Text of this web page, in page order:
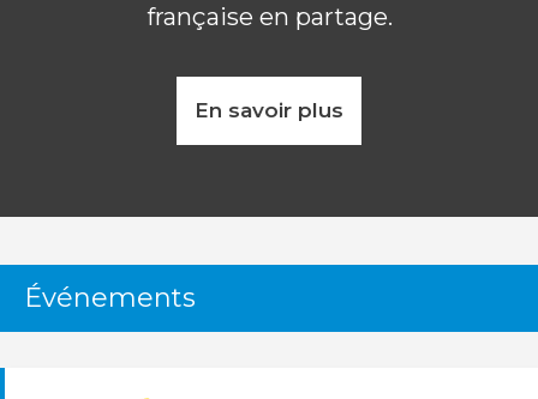
française en partage.
En savoir plus
Événements